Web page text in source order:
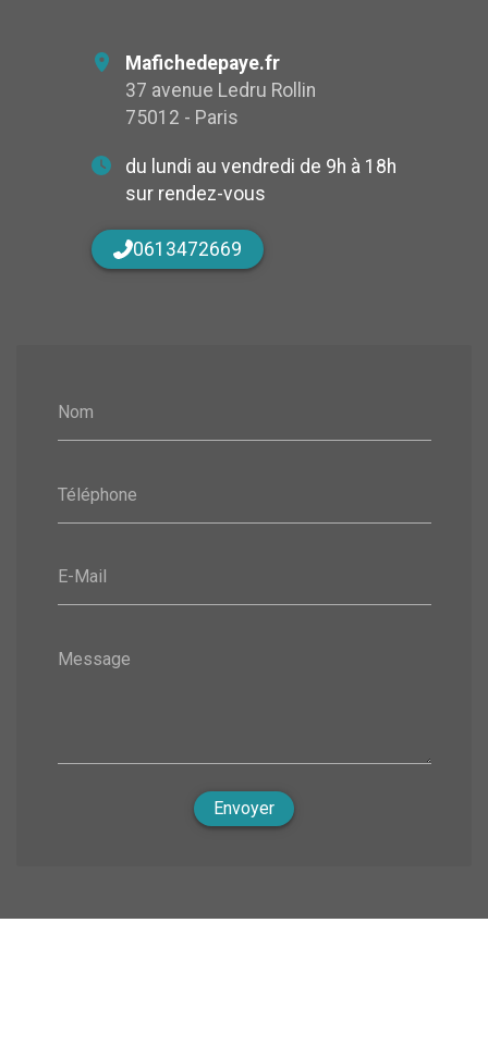
Nom
Téléphone
E-Mail
Message
Envoyer
Mafichedepaye.fr
37 avenue Ledru Rollin
75012 - Paris
du lundi au vendredi de 9h à 18h
sur rendez-vous
0613472669